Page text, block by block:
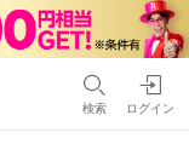
検索 ログイン